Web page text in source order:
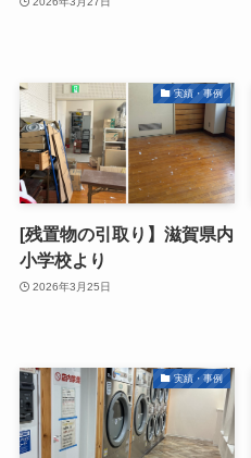
実績・事例
[残置物の引取り】滋賀県内
小学校より
2026年3月25日
実績・事例